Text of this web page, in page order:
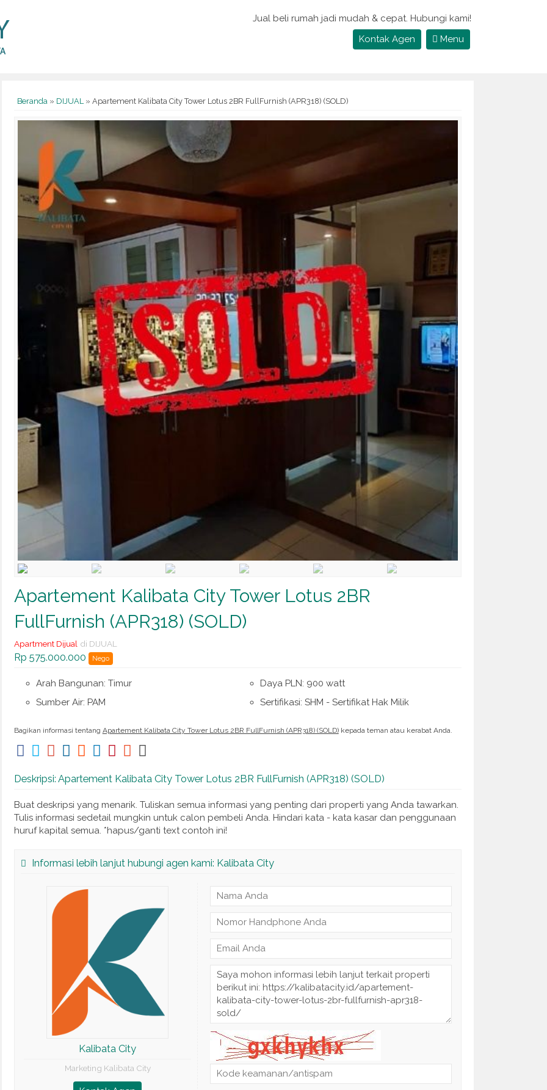
Jual beli rumah jadi mudah & cepat. Hubungi kami!
Kontak Agen
Menu
Beranda» DIJUAL» Apartement Kalibata City Tower Lotus 2BR FullFurnish (APR318) (SOLD)
Apartement Kalibata City Tower Lotus 2BR
FullFurnish (APR318) (SOLD)
Apartment Dijual di DIJUAL
Rp 575.000.000 Nego
Arah Bangunan: Timur
Daya PLN: 900 watt
Sumber Air: PAM
Sertifikasi: SHM - Sertifikat Hak Milik
Bagikan informasi tentang Apartement Kalibata City Tower Lotus 2BR FullFurnish (APR318) (SOLD)kepada teman atau kerabat Anda.
Deskripsi: Apartement Kalibata City Tower Lotus 2BR FullFurnish (APR318) (SOLD)
Buat deskripsi yang menarik. Tuliskan semua informasi yang penting dari properti yang Anda tawarkan.
Tulis informasi sedetail mungkin untuk calon pembeli Anda. Hindari kata - kata kasar dan penggunaan
huruf kapital semua. *hapus/ganti text contoh ini!
Informasi lebih lanjut hubungi agen kami: Kalibata City
Kalibata City
Marketing Kalibata City